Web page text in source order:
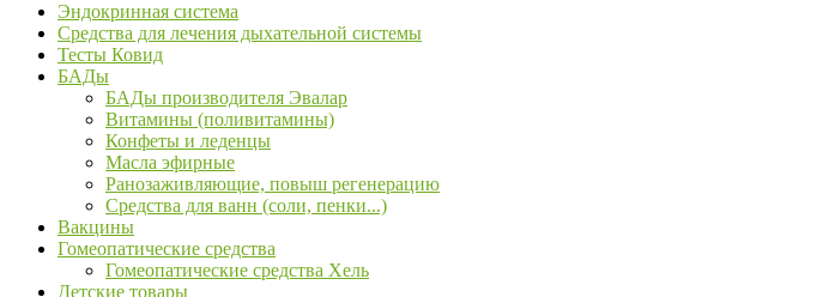
Эндокринная система
Средства для лечения дыхательной системы
Тесты Ковид
БАДы
БАДы производителя Эвалар
Витамины (поливитамины)
Конфеты и леденцы
Масла эфирные
Ранозаживляющие, повыш регенерацию
Средства для ванн (соли, пенки...)
Вакцины
Гомеопатические средства
Гомеопатические средства Хель
Детские товары